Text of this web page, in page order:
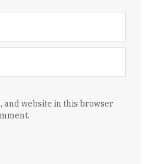
and website in this browser